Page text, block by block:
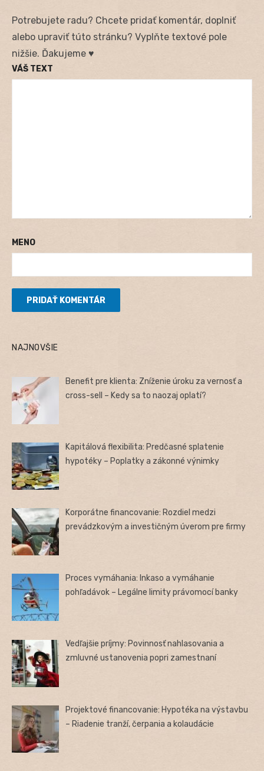
Potrebujete radu? Chcete pridať komentár, doplniť
alebo upraviť túto stránku? Vyplňte textové pole
nižšie. Ďakujeme ♥
VÁŠ TEXT
MENO
NAJNOVŠIE
Benefit pre klienta: Zníženie úroku za vernosť a
cross-sell – Kedy sa to naozaj oplatí?
Kapitálová flexibilita: Predčasné splatenie
hypotéky – Poplatky a zákonné výnimky
Korporátne financovanie: Rozdiel medzi
prevádzkovým a investičným úverom pre firmy
Proces vymáhania: Inkaso a vymáhanie
pohľadávok – Legálne limity právomocí banky
Vedľajšie príjmy: Povinnosť nahlasovania a
zmluvné ustanovenia popri zamestnaní
Projektové financovanie: Hypotéka na výstavbu
– Riadenie tranží, čerpania a kolaudácie